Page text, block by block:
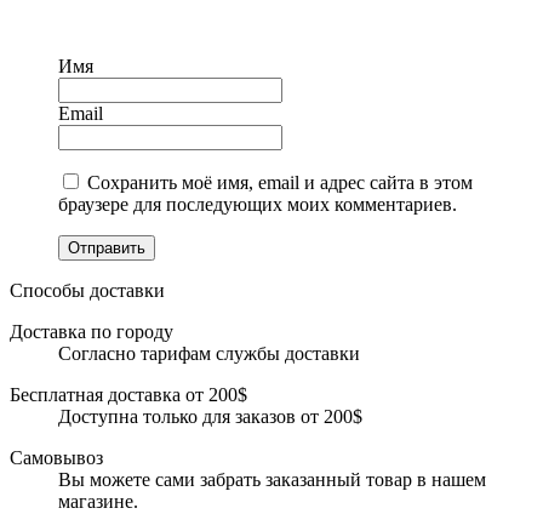
Имя
Email
Сохранить моё имя, email и адрес сайта в этом
браузере для последующих моих комментариев.
Отправить
Способы доставки
Доставка по городу
Согласно тарифам службы доставки
Бесплатная доставка от 200$
Доступна только для заказов от 200$
Самовывоз
Вы можете сами забрать заказанный товар в нашем
магазине.